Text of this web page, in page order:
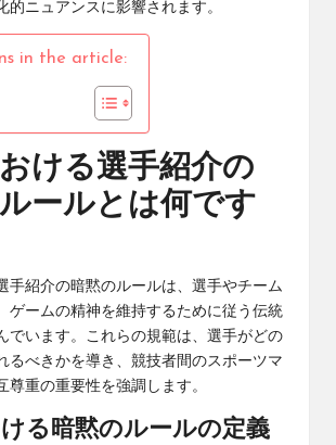
的ニュアンスに影響されます。
in the article:
ける選手紹介の
ールとは何です
手紹介の暗黙のルールは、選手やチーム
ゲームの精神を維持するために従う伝統
でいます。これらの規範は、選手がどの
るべきかを導き、競技者間のスポーツマ
尊重の重要性を強調します。
る暗黙のルールの定義